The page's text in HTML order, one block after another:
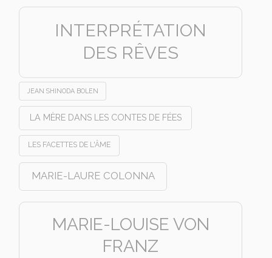
INTERPRÉTATION
DES RÊVES
JEAN SHINODA BOLEN
LA MÈRE DANS LES CONTES DE FÉES
LES FACETTES DE L'ÂME
MARIE-LAURE COLONNA
MARIE-LOUISE VON
FRANZ